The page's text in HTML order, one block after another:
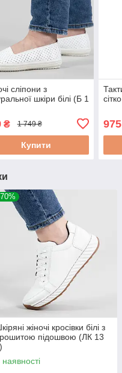
сліпони з
шкіри білі (Б 1
₴ 1 749 ₴
Купити
975
жіночі кросівки білі з
підошвою (ЛК 13
наявності